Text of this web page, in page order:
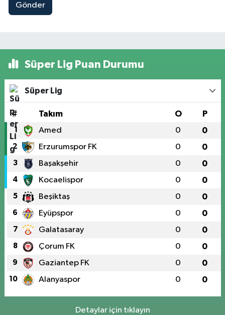
Gönder
Süper Lig Puan Durumu
Süper Lig
# Takım O P
1 Amed 0 0
2 Erzurumspor FK 0 0
3 Başakşehir 0 0
4 Kocaelispor 0 0
5 Beşiktaş 0 0
6 Eyüpspor 0 0
7 Galatasaray 0 0
8 Çorum FK 0 0
9 Gaziantep FK 0 0
10 Alanyaspor 0 0
Detaylar için tıklayın